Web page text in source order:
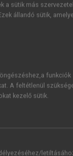
értesítést a MeRSZ
értesítést az
a sütik más
állandó sütik,
funkciók
A feltétlenül
kezelő sütik.